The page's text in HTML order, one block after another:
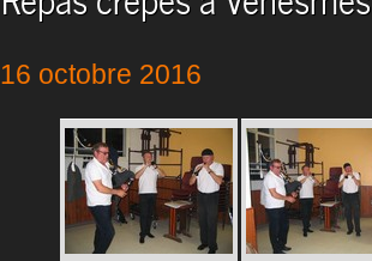
16 octobre 2016